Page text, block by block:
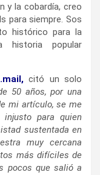
y la cobardía, creo
para siempre. Sos
histórico para la
popular
citó un solo
50 años, por una
mi artículo, se me
para quien
sustentada en
muy cercana
más difíciles de
pocos que salió a